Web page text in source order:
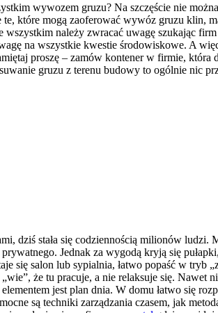
wywozem gruzu? Na szczęście nie
te, które mogą zaoferować wywóz gruzu
należy zwracać uwagę szukając
na wszystkie kwestie środowiskowe. A
proszę – zamów kontener w firmie,
gruzu z terenu budowy to ogólnie nic
dziś stała się codziennością milionów
Jednak za wygodą kryją się
się salon lub sypialnia, łatwo popaść w tryb
że tu pracuje, a nie relaksuje się. Nawet
jest plan dnia. W domu łatwo się
są techniki zarządzania czasem, jak